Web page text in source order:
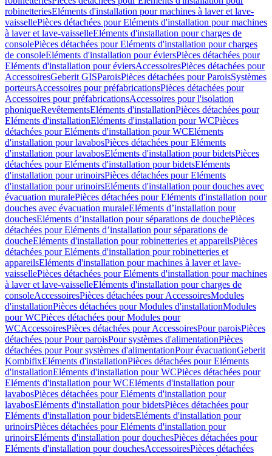
robinetteriesEléments d'installation pour machines à laver et lave-
vaissellePièces détachées pour Eléments d'installation pour machines
à laver et lave-vaisselleEléments d'installation pour charges de
consolePièces détachées pour Eléments d'installation pour charges
de consoleEléments d'installation pour éviersPièces détachées pour
Eléments d'installation pour éviersAccessoiresPièces détachées pour
AccessoiresGeberit GISParoisPièces détachées pour ParoisSystèmes
porteursAccessoires pour préfabricationsPièces détachées pour
Accessoires pour préfabricationsAccessoires pour l'isolation
phoniqueRevêtementsEléments d'installationPièces détachées pour
Eléments d'installationEléments d'installation pour WCPièces
détachées pour Eléments d'installation pour WCEléments
d'installation pour lavabosPièces détachées pour Eléments
d'installation pour lavabosEléments d'installation pour bidetsPièces
détachées pour Eléments d'installation pour bidetsEléments
d'installation pour urinoirsPièces détachées pour Eléments
d'installation pour urinoirsEléments d'installation pour douches avec
évacuation muralePièces détachées pour Eléments d'installation pour
douches avec évacuation muraleEléments d’installation pour
douchesEléments d’installation pour séparations de douchePièces
détachées pour Eléments d’installation pour séparations de
doucheEléments d'installation pour robinetteries et appareilsPièces
détachées pour Eléments d'installation pour robinetteries et
appareilsEléments d'installation pour machines à laver et lave-
vaissellePièces détachées pour Eléments d'installation pour machines
à laver et lave-vaisselleEléments d'installation pour charges de
consoleAccessoiresPièces détachées pour AccessoiresModules
d'installationPièces détachées pour Modules d'installationModules
pour WCPièces détachées pour Modules pour
WCAccessoiresPièces détachées pour AccessoiresPour paroisPièces
détachées pour Pour paroisPour systèmes d'alimentationPièces
détachées pour Pour systèmes d'alimentationPour évacuationGeberit
KombifixEléments d'installationPièces détachées pour Eléments
d'installationEléments d'installation pour WCPièces détachées pour
Eléments d'installation pour WCEléments d'installation pour
lavabosPièces détachées pour Eléments d'installation pour
lavabosEléments d'installation pour bidetsPièces détachées pour
Eléments d'installation pour bidetsEléments d'installation pour
urinoirsPièces détachées pour Eléments d'installation pour
urinoirsEléments d'installation pour douchesPièces détachées pour
Eléments d'installation pour douchesAccessoiresPièces détachées